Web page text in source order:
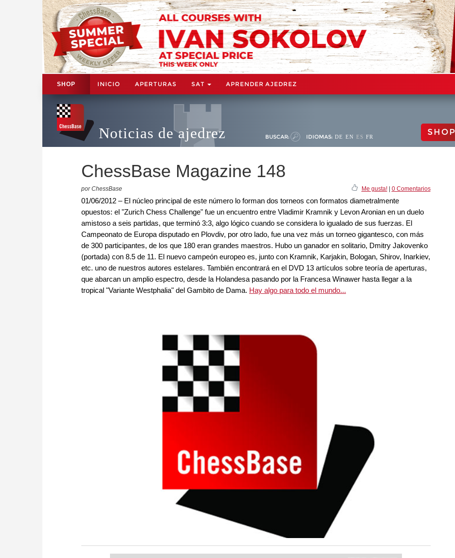
SHOP INICIO APERTURAS SAT APRENDER AJEDREZ
Noticias de ajedrez BUSCAR: IDIOMAS: DE EN ES FR SHOP
ChessBase Magazine 148
por ChessBase Me gusta!| 0 Comentarios
01/06/2012 – El núcleo principal de este número lo forman dos torneos con formatos diametralmente
opuestos: el "Zurich Chess Challenge" fue un encuentro entre Vladimir Kramnik y Levon Aronian en un duelo
amistoso a seis partidas, que terminó 3:3, algo lógico cuando se considera lo igualado de sus fuerzas. El
Campeonato de Europa disputado en Plovdiv, por otro lado, fue una vez más un torneo gigantesco, con más
de 300 participantes, de los que 180 eran grandes maestros. Hubo un ganador en solitario, Dmitry Jakovenko
(portada) con 8.5 de 11. El nuevo campeón europeo es, junto con Kramnik, Karjakin, Bologan, Shirov, Inarkiev,
etc. uno de nuestros autores estelares. También encontrará en el DVD 13 artículos sobre teoría de aperturas,
que abarcan un amplio espectro, desde la Holandesa pasando por la Francesa Winawer hasta llegar a la
tropical "Variante Westphalia" del Gambito de Dama. Hay algo para todo el mundo...